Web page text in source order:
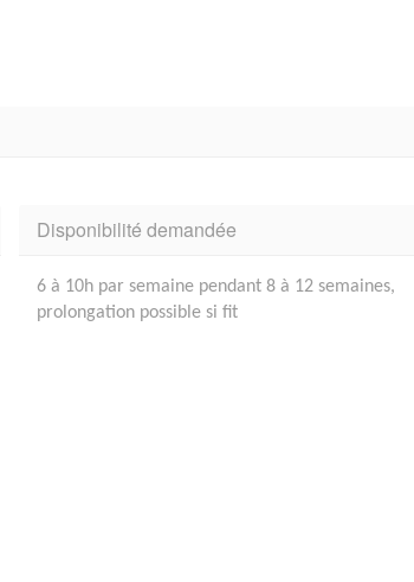
Disponibilité demandée
6 à 10h par semaine pendant 8 à 12 semaines,
prolongation possible si fit